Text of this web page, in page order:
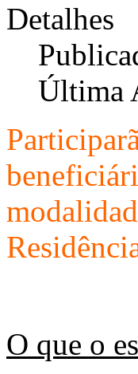
Detalhes
Última
O que o